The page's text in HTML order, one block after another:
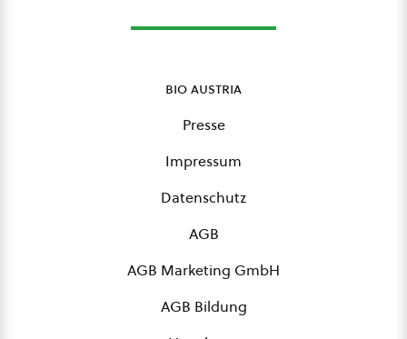
bio austria
Presse
Impressum
Datenschutz
AGB
AGB Marketing GmbH
AGB Bildung